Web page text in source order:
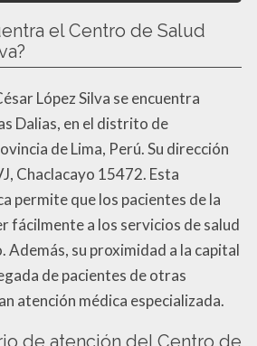
el Centro de Salud
López Silva se encuentra
Dalias, en el distrito de
de Lima, Perú. Su dirección
Chaclacayo 15472. Esta
permite que los pacientes de la
fácilmente a los servicios de salud
Además, su proximidad a la capital
de pacientes de otras
atención médica especializada.
de atención del Centro de